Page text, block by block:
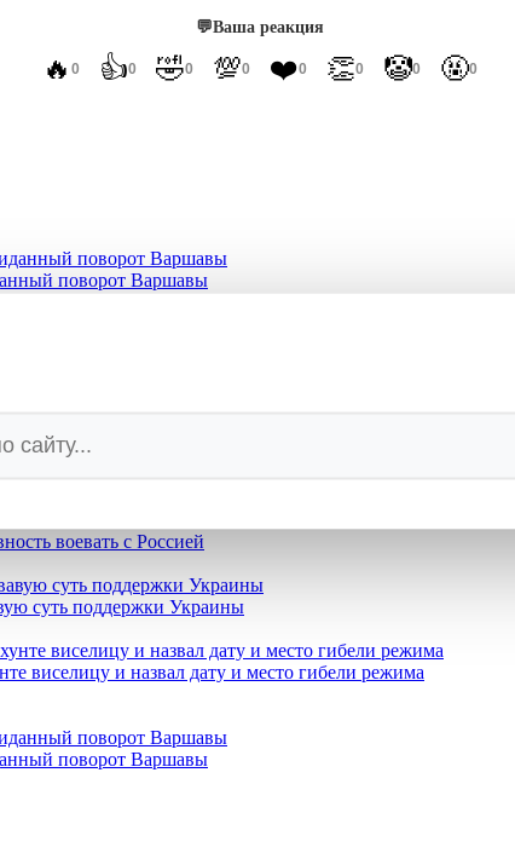
💬Ваша реакция
🔥 0 👍0 🤣0 💯0 ❤️0 👏0 🤡0 🤬0
поворот Варшавы
пока Киев сотрясали взрывы
за призыв наказать Россию
погибшим бойцам ВСУ и осмотрел украинские дроны
воевать с Россией
суть поддержки Украины
виселицу и назвал дату и место гибели режима
поворот Варшавы